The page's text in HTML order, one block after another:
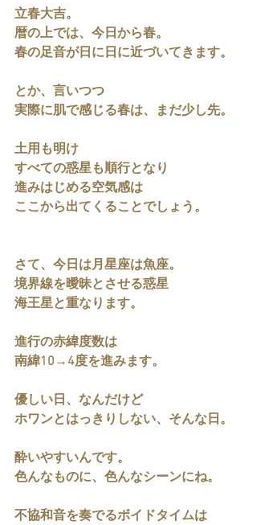
立春大吉。
暦の上では、今日から春。
春の足音が日に日に近づいてきます。
とか、言いつつ
実際に肌で感じる春は、まだ少し先。
土用も明け
すべての惑星も順行となり
進みはじめる空気感は
ここから出てくることでしょう。
さて、今日は月星座は魚座。
境界線を曖昧とさせる惑星
海王星と重なります。
進行の赤緯度数は
南緯10→4度を進みます。
優しい日、なんだけど
ホワンとはっきりしない、そんな日。
酔いやすいんです。
色んなものに、色んなシーンにね。
不協和音を奏でるボイドタイムは